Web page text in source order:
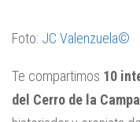
Foto: JC Valenzuela©
Te compartimos 10
del Cerro de la